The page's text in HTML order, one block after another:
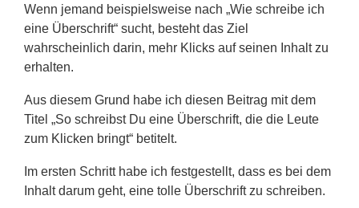
Wenn jemand beispielsweise nach „Wie schreibe ich
eine Überschrift“ sucht, besteht das Ziel
wahrscheinlich darin, mehr Klicks auf seinen Inhalt zu
erhalten.
Aus diesem Grund habe ich diesen Beitrag mit dem
Titel „So schreibst Du eine Überschrift, die die Leute
zum Klicken bringt“ betitelt.
Im ersten Schritt habe ich festgestellt, dass es bei dem
Inhalt darum geht, eine tolle Überschrift zu schreiben.